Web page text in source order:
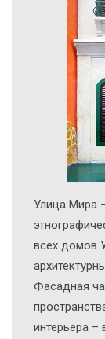
Улица Мира
всех домов
Фасадная
интерьера –